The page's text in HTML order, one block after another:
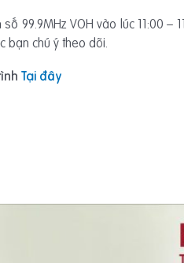
99.9MHz VOH vào lúc 11:00 –
bạn chú ý theo dõi.
Tại đây